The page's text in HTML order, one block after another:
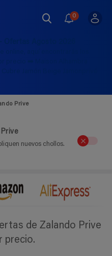
0
Agosto 2026
online, aquí encontrarás los
precio ➡️ Maison Alhambra
Jamón Beige Jamonprivé
Prive
nuevos chollos.
de Zalando Prive
precio.